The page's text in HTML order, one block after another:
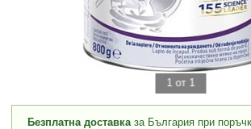
1 от 1
Безплатна доставказа България при